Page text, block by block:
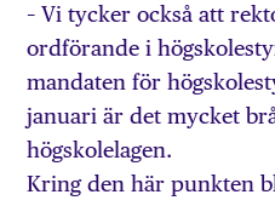
– Vi tycker också att
ordförande i
mandaten för
januari är det mycket
högskolelagen.
Kring den här punkten